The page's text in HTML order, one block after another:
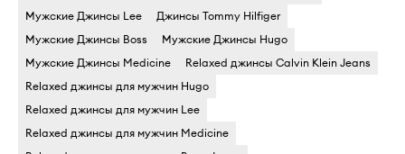
Мужские Джинсы Lee
Джинсы Tommy Hilfiger
Мужские Джинсы Boss
Мужские Джинсы Hugo
Мужские Джинсы Medicine
Relaxed джинсы Calvin Klein Jeans
Relaxed джинсы для мужчин Hugo
Relaxed джинсы для мужчин Lee
Relaxed джинсы для мужчин Medicine